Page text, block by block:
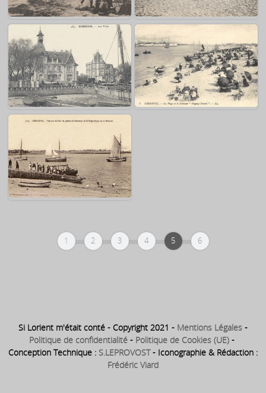
Larmor – Le fort de Loqueltas Kernével – Le fort
Kernével – Les villas
1 2 3 4 5 6
Si Lorient m'était conté - Copyright 2021 - Mentions Légales -
Politique de confidentialité - Politique de Cookies (UE) -
Conception Technique : S.LEPROVOST- Iconographie & Rédaction :
Frédéric Viard